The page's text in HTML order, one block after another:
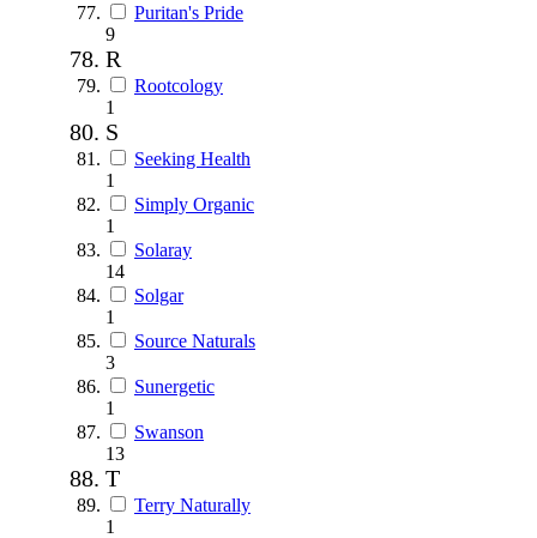
Puritan's Pride
9
R
Rootcology
1
S
Seeking Health
1
Simply Organic
1
Solaray
14
Solgar
1
Source Naturals
3
Sunergetic
1
Swanson
13
T
Terry Naturally
1